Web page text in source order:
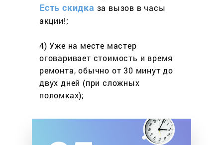
Есть скидка за вызов в часы
акции!;
4) Уже на месте мастер
оговаривает стоимость и время
ремонта, обычно от 30 минут до
двух дней (при сложных
поломках);